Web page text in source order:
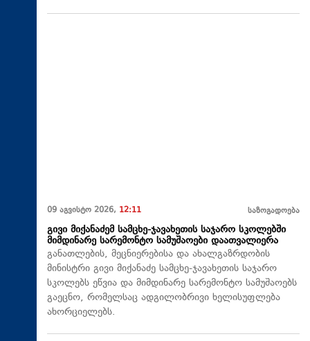
09 აგვისტო 2026, 12:11 საზოგადოება
გივი მიქანაძემ სამცხე-ჯავახეთის საჯარო სკოლებში
მიმდინარე სარემონტო სამუშაოები დაათვალიერა
განათლების, მეცნიერებისა და ახალგაზრდობის
მინისტრი გივი მიქანაძე სამცხე-ჯავახეთის საჯარო
სკოლებს ეწვია და მიმდინარე სარემონტო სამუშაოებს
გაეცნო, რომელსაც ადგილობრივი ხელისუფლება
ახორციელებს.